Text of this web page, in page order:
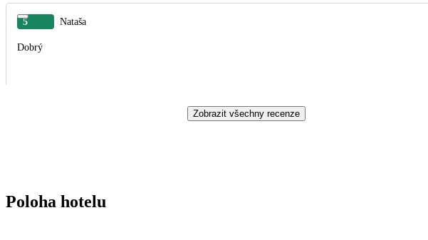
5 Nataša
Dobrý
Zobrazit všechny recenze
Poloha hotelu